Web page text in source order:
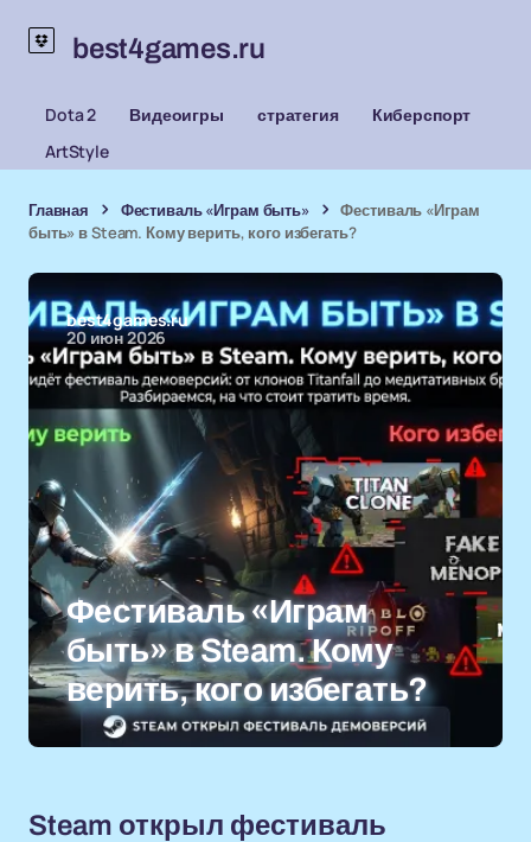
best4games.ru
Dota 2 Видеоигры стратегия
Киберспорт
ArtStyle
Главная Фестиваль «Играм быть»
Фестиваль «Играм
быть» в Steam. Кому верить, кого избегать?
best4games.ru
20 июн 2026
Фестиваль «Играм
быть» в Steam. Кому
верить, кого избегать?
Steam открыл фестиваль